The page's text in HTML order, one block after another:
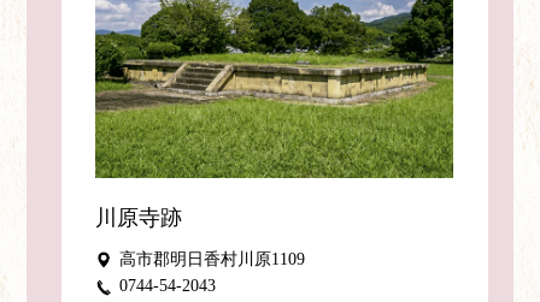
川原寺跡
高市郡明日香村川原1109
0744-54-2043